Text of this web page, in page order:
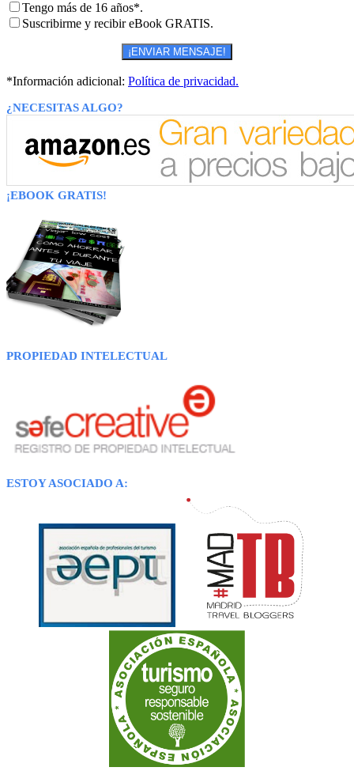
Tengo más de 16 años*.
Suscribirme y recibir eBook GRATIS.
*Información adicional: Política de privacidad.
¿NECESITAS ALGO?
¡EBOOK GRATIS!
PROPIEDAD INTELECTUAL
ESTOY ASOCIADO A: